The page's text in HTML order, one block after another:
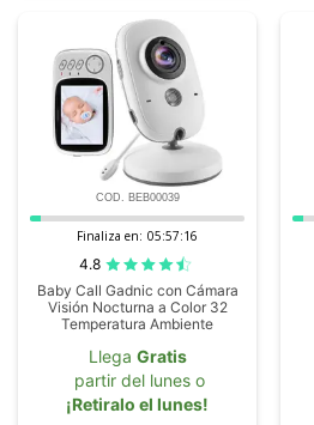
COD. BEB00039
Finaliza en: 05:57:16
4.8
Baby Call Gadnic con Cámara
Visión Nocturna a Color 32
Temperatura Ambiente
Llega Gratis
partir del lunes o
¡Retiralo el lunes!